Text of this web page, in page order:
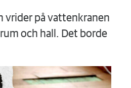
vrider på vattenkranen
och hall. Det borde